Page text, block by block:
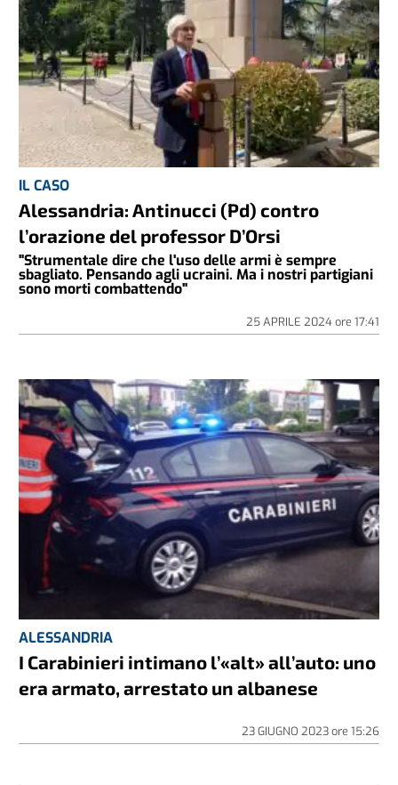
IL CASO
Alessandria: Antinucci (Pd) contro
l’orazione del professor D’Orsi
"Strumentale dire che l'uso delle armi è sempre
sbagliato. Pensando agli ucraini. Ma i nostri partigiani
sono morti combattendo"
25 APRILE 2024ore 17:41
ALESSANDRIA
I Carabinieri intimano l’«alt» all’auto: uno
era armato, arrestato un albanese
23 GIUGNO 2023ore 15:26